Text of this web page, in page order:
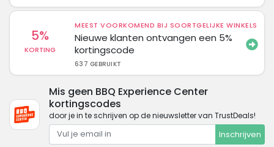
5%
KORTING
MEEST VOORKOMEND BIJ SOORTGELIJKE WINKELS
Nieuwe klanten ontvangen een 5%
kortingscode
637 GEBRUIKT
Mis geen BBQ Experience Center
kortingscodes
door je in te schrijven op de nieuwsletter van TrustDeals!
Inschrijven